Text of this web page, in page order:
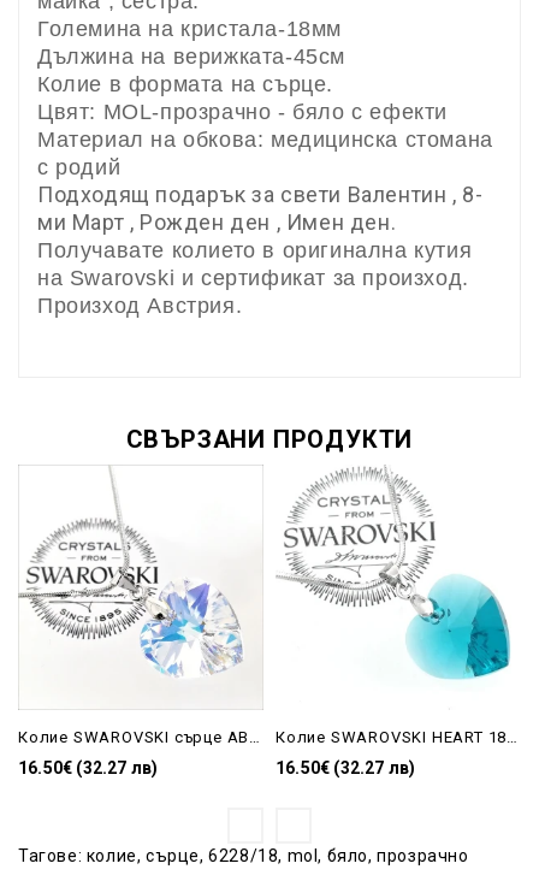
Големина на кристала-18мм
Дължина на верижката-45см
Колие в формата на сърце.
Цвят: MOL-прозрачно - бяло с ефекти
Материал на обкова: медицинска стомана
с родий
Подходящ подарък за свети Валентин , 8-
ми Март , Рожден ден , Имен ден.
Получавате колието в оригинална кутия
на Swarovski и сертификат за произход.
Произход Австрия.
СВЪРЗАНИ ПРОДУКТИ
16.50€ (32.27 лв) 16.50€ (32.27 лв)
Тагове: колие,сърце,6228/18, mol, бяло,прозрачно